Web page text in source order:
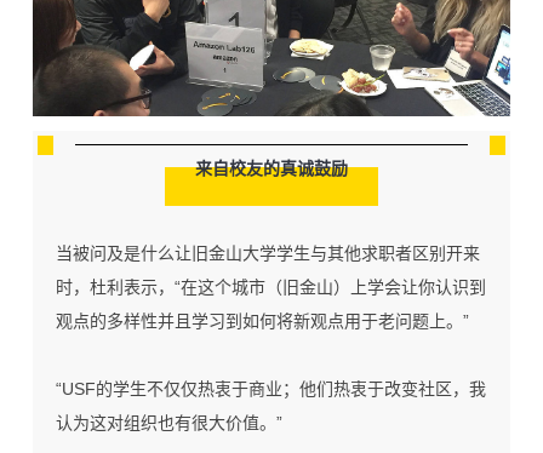
来自校友的真诚鼓励
当被问及是什么让旧金山大学学生与其他求职者区别开来
时，杜利表示，“在这个城市（旧金山）上学会让你认识到
观点的多样性并且学习到如何将新观点用于老问题上。”
“USF的学生不仅仅热衷于商业；他们热衷于改变社区，我
认为这对组织也有很大价值。”